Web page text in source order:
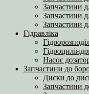
Запчастини
Запчастини
Запчастини
Гідравліка
Насос
Запчастини до
Диски до
Запчастини